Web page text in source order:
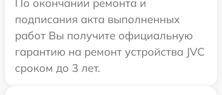
По окончании ремонта и
подписания акта выполненных
работ Вы получите официальную
гарантию на ремонт устройства JVC
сроком до 3 лет.